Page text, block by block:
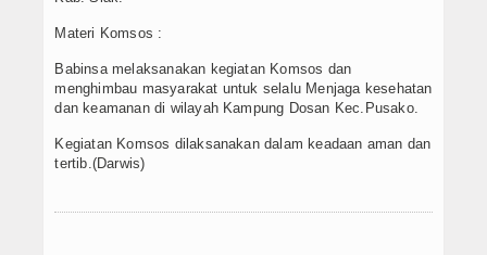
Materi Komsos :
Babinsa melaksanakan kegiatan Komsos dan
menghimbau masyarakat untuk selalu Menjaga kesehatan
dan keamanan di wilayah Kampung Dosan Kec.Pusako.
Kegiatan Komsos dilaksanakan dalam keadaan aman dan
tertib.(Darwis)